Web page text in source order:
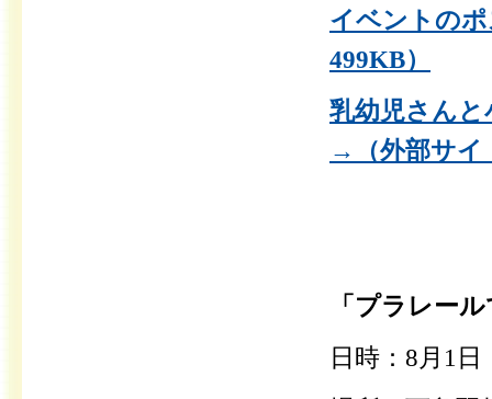
イベントの
499KB）
乳幼児さん
→（外部サイ
「プラレー
日時：8月1